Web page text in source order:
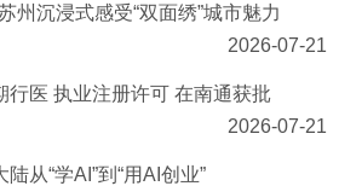
州沉浸式感受“双面绣”城市魅力
2026-07-21
行医 执业注册许可 在南通获批
2026-07-21
从“学AI”到“用AI创业”